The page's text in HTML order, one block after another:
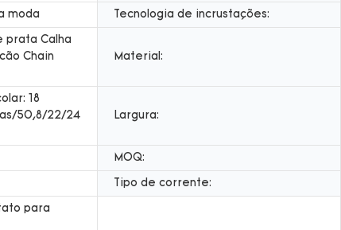
moda Tecnologia de incrustações:
prata Calha
Chain
Material:
18
50,8/22/24
Largura:
MOQ:
Tipo de corrente:
para